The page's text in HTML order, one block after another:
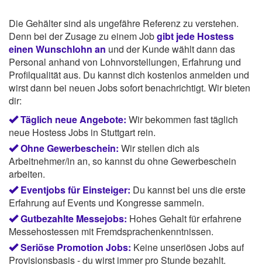
Die Gehälter sind als ungefähre Referenz zu verstehen.
Denn bei der Zusage zu einem Jobgibt jede Hostess
einen Wunschlohn an und der Kunde wählt dann das
Personal anhand von Lohnvorstellungen, Erfahrung und
Profilqualität aus. Du kannst dich kostenlos anmelden und
wirst dann bei neuen Jobs sofort benachrichtigt. Wir bieten
dir:
Täglich neue Angebote: Wir bekommen fast täglich
neue Hostess Jobs in Stuttgart rein.
Ohne Gewerbeschein: Wir stellen dich als
Arbeitnehmer/in an, so kannst du ohne Gewerbeschein
arbeiten.
Eventjobs für Einsteiger: Du kannst bei uns die erste
Erfahrung auf Events und Kongresse sammeln.
Gutbezahlte Messejobs: Hohes Gehalt für erfahrene
Messehostessen mit Fremdsprachenkenntnissen.
Seriöse Promotion Jobs: Keine unseriösen Jobs auf
Provisionsbasis - du wirst immer pro Stunde bezahlt.